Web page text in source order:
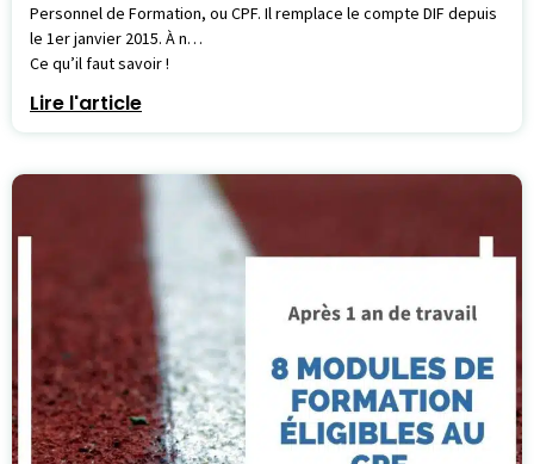
Personnel de Formation, ou CPF. Il remplace le compte DIF depuis
le 1er janvier 2015. À n…
Ce qu’il faut savoir !
Lire l'article